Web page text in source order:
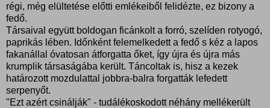
régi, még elültetése előtti emlékeiből felidézte, ez bizony a
fedő.
Társaival együtt boldogan ficánkolt a forró, szelíden rotyogó,
paprikás lében. Időnként felemelkedett a fedő s kéz a lapos
fakanállal óvatosan átforgatta őket, így újra és újra más
krumplik társaságába került. Táncoltak is, hisz a kezek
határozott mozdulattal jobbra-balra forgatták lefedett
serpenyőt.
"Ezt azért csinálják" - tudálékoskodott néhány mellékerült